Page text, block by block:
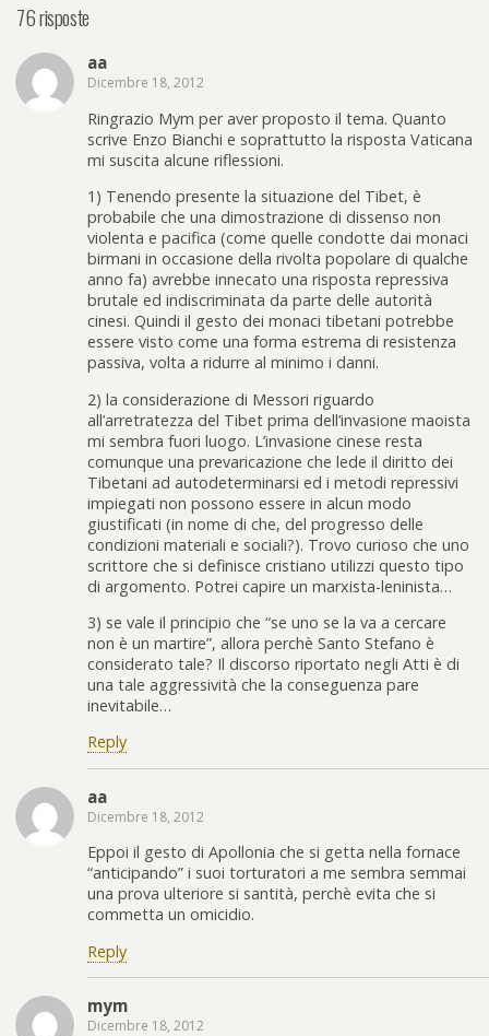
76 risposte
aa
Dicembre 18, 2012
Ringrazio Mym per aver proposto il tema. Quanto
scrive Enzo Bianchi e soprattutto la risposta Vaticana
mi suscita alcune riflessioni.
1) Tenendo presente la situazione del Tibet, è
probabile che una dimostrazione di dissenso non
violenta e pacifica (come quelle condotte dai monaci
birmani in occasione della rivolta popolare di qualche
anno fa) avrebbe innecato una risposta repressiva
brutale ed indiscriminata da parte delle autorità
cinesi. Quindi il gesto dei monaci tibetani potrebbe
essere visto come una forma estrema di resistenza
passiva, volta a ridurre al minimo i danni.
2) la considerazione di Messori riguardo
all’arretratezza del Tibet prima dell’invasione maoista
mi sembra fuori luogo. L’invasione cinese resta
comunque una prevaricazione che lede il diritto dei
Tibetani ad autodeterminarsi ed i metodi repressivi
impiegati non possono essere in alcun modo
giustificati (in nome di che, del progresso delle
condizioni materiali e sociali?). Trovo curioso che uno
scrittore che si definisce cristiano utilizzi questo tipo
di argomento. Potrei capire un marxista-leninista…
3) se vale il principio che “se uno se la va a cercare
non è un martire”, allora perchè Santo Stefano è
considerato tale? Il discorso riportato negli Atti è di
una tale aggressività che la conseguenza pare
inevitabile…
Reply
aa
Dicembre 18, 2012
Eppoi il gesto di Apollonia che si getta nella fornace
“anticipando” i suoi torturatori a me sembra semmai
una prova ulteriore si santità, perchè evita che si
commetta un omicidio.
Reply
mym
Dicembre 18, 2012